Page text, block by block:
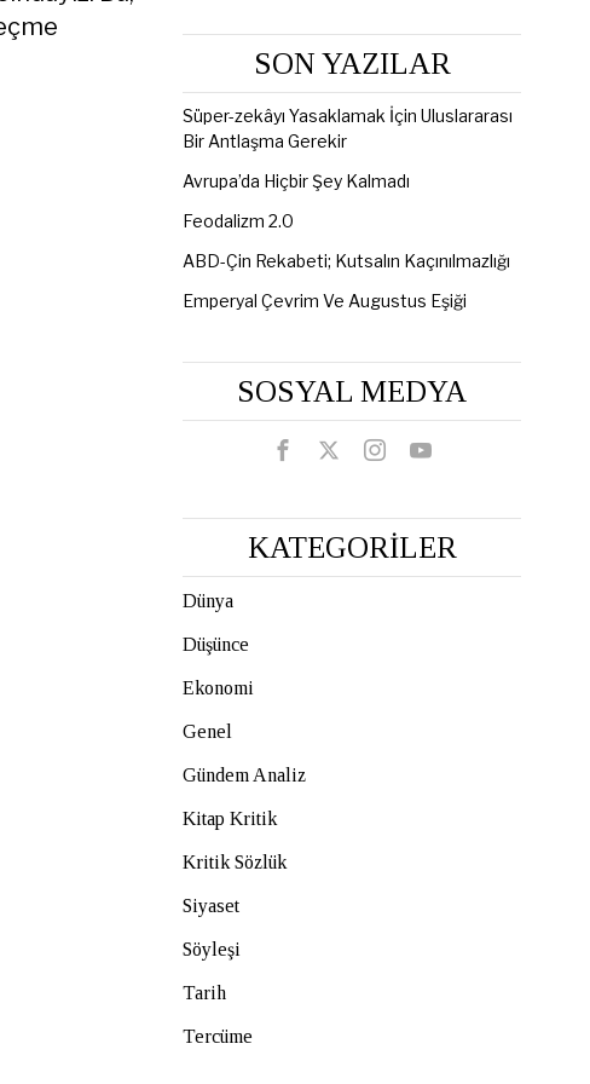
SON YAZILAR
Süper-zekâyı Yasaklamak İçin Uluslararası
Bir Antlaşma Gerekir
Avrupa’da Hiçbir Şey Kalmadı
Feodalizm 2.0
ABD-Çin Rekabeti; Kutsalın Kaçınılmazlığı
Emperyal Çevrim Ve Augustus Eşiği
SOSYAL MEDYA
KATEGORİLER
Dünya
Düşünce
Ekonomi
Genel
Gündem Analiz
Kitap Kritik
Kritik Sözlük
Siyaset
Söyleşi
Tarih
Tercüme